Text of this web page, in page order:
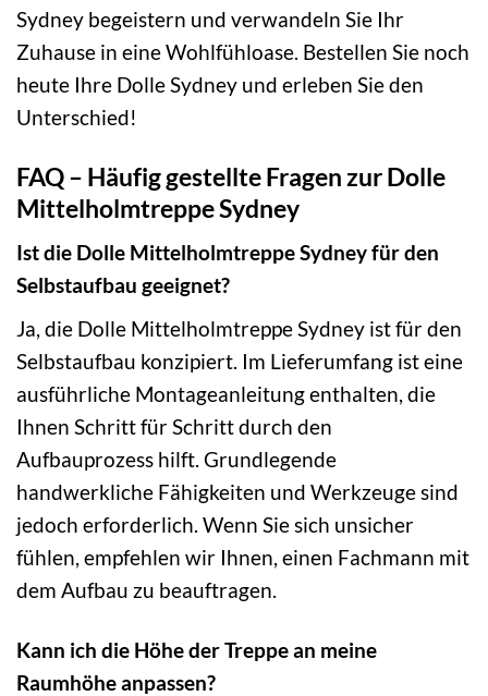
Sydney begeistern und verwandeln Sie Ihr
Zuhause in eine Wohlfühloase. Bestellen Sie noch
heute Ihre Dolle Sydney und erleben Sie den
Unterschied!
FAQ – Häufig gestellte Fragen zur Dolle
Mittelholmtreppe Sydney
Ist die Dolle Mittelholmtreppe Sydney für den
Selbstaufbau geeignet?
Ja, die Dolle Mittelholmtreppe Sydney ist für den
Selbstaufbau konzipiert. Im Lieferumfang ist eine
ausführliche Montageanleitung enthalten, die
Ihnen Schritt für Schritt durch den
Aufbauprozess hilft. Grundlegende
handwerkliche Fähigkeiten und Werkzeuge sind
jedoch erforderlich. Wenn Sie sich unsicher
fühlen, empfehlen wir Ihnen, einen Fachmann mit
dem Aufbau zu beauftragen.
Kann ich die Höhe der Treppe an meine
Raumhöhe anpassen?